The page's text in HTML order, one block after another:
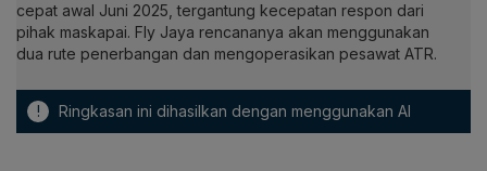
cepat awal Juni 2025, tergantung kecepatan respon dari
pihak maskapai. Fly Jaya rencananya akan menggunakan
dua rute penerbangan dan mengoperasikan pesawat ATR.
! Ringkasan ini dihasilkan dengan menggunakan AI